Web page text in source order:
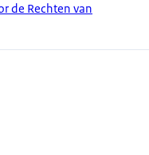
de Rechten van